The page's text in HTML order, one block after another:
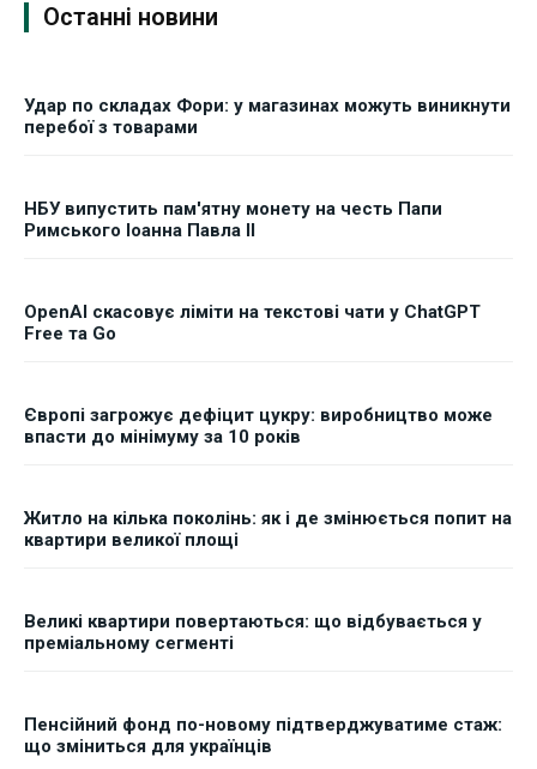
Останні новини
Удар по складах Фори: у магазинах можуть виникнути
перебої з товарами
НБУ випустить пам'ятну монету на честь Папи
Римського Іоанна Павла II
OpenAI скасовує ліміти на текстові чати у ChatGPT
Free та Go
Європі загрожує дефіцит цукру: виробництво може
впасти до мінімуму за 10 років
Житло на кілька поколінь: як і де змінюється попит на
квартири великої площі
Великі квартири повертаються: що відбувається у
преміальному сегменті
Пенсійний фонд по-новому підтверджуватиме стаж:
що зміниться для українців